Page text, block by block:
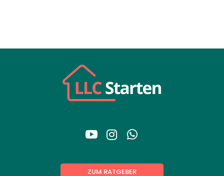
  
ZUM RATGEBER